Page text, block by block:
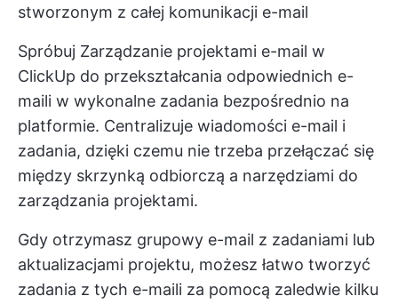
stworzonym z całej komunikacji e-mail
Spróbuj Zarządzanie projektami e-mail w
ClickUp do przekształcania odpowiednich e-
maili w wykonalne zadania bezpośrednio na
platformie. Centralizuje wiadomości e-mail i
zadania, dzięki czemu nie trzeba przełączać się
między skrzynką odbiorczą a narzędziami do
zarządzania projektami.
Gdy otrzymasz grupowy e-mail z zadaniami lub
aktualizacjami projektu, możesz łatwo tworzyć
zadania z tych e-maili za pomocą zaledwie kilku